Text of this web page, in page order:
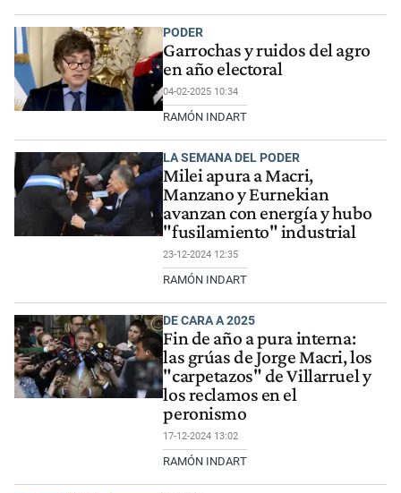
PODER
Garrochas y ruidos del agro
en año electoral
04-02-2025 10:34
RAMÓN INDART
LA SEMANA DEL PODER
Milei apura a Macri,
Manzano y Eurnekian
avanzan con energía y hubo
"fusilamiento" industrial
23-12-2024 12:35
RAMÓN INDART
DE CARA A 2025
Fin de año a pura interna:
las grúas de Jorge Macri, los
"carpetazos" de Villarruel y
los reclamos en el
peronismo
17-12-2024 13:02
RAMÓN INDART